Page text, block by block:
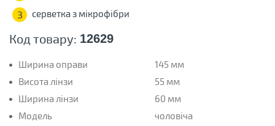
Код товару: 12629
Ширина оправи
145 мм
Висота лінзи
55 мм
Ширина лінзи
60 мм
Модель
чоловіча
3 серветка з мікрофібри